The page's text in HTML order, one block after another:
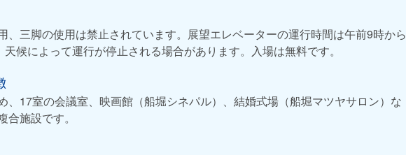
、三脚の使用は禁止されています。展望エレベーターの運行時間は午前9時から
候によって運行が停止される場合があります。入場は無料です。
、17室の会議室、映画館（船堀シネパル）、結婚式場（船堀マツヤサロン）な
施設です。